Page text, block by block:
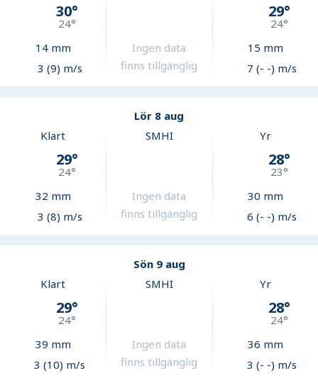
30°
24°
14mm
3 (9) m/s
Ingen data
finns tillgänglig
29°
24°
15 mm
7 (- -) m/s
Lör 8 aug
Klart
29°
24°
32 mm
3 (8) m/s
SMHI
Ingen data
finns tillgänglig
Yr
28°
23°
30 mm
6 (- -) m/s
Sön 9 aug
Klart
29°
24°
39 mm
3 (10) m/s
SMHI
Ingen data
finns tillgänglig
Yr
28°
24°
36 mm
3 (- -) m/s